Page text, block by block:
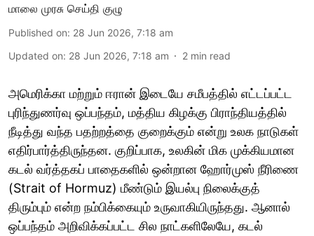
மாலை முரசு செய்தி குழு
Published on: 28 Jun 2026, 7:18 am
Updated on: 28 Jun 2026, 7:18 am 2 min read
அமெரிக்கா மற்றும் ஈரான் இடையே சமீபத்தில் எட்டப்பட்ட
புரிந்துணர்வு ஒப்பந்தம், மத்திய கிழக்கு பிராந்தியத்தில்
நீடித்து வந்த பதற்றத்தை குறைக்கும் என்று உலக நாடுகள்
எதிர்பார்த்திருந்தன. குறிப்பாக, உலகின் மிக முக்கியமான
கடல் வர்த்தகப் பாதைகளில் ஒன்றான ஹோர்முஸ் நீரிணை
(Strait of Hormuz) மீண்டும் இயல்பு நிலைக்குத்
திரும்பும் என்ற நம்பிக்கையும் உருவாகியிருந்தது. ஆனால்
ஒப்பந்தம் அறிவிக்கப்பட்ட சில நாட்களிலேயே, கடல்